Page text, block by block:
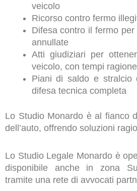
veicolo
Ricorso contro fermo
Difesa contro il fermo
annullate
Atti giudiziari per
veicolo, con tempi
Piani di saldo e stralcio
difesa tecnica completa
Lo Studio Monardo è al fianco
dell’auto, offrendo soluzioni
Lo Studio Legale Monardo è
disponibile anche in zona
tramite una rete di avvocati